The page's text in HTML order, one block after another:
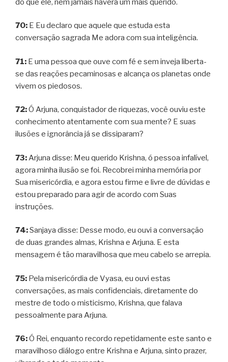
70: E Eu declaro que aquele que estuda esta
conversação sagrada Me adora com sua inteligência.
71: E uma pessoa que ouve com fé e sem inveja liberta-
se das reações pecaminosas e alcança os planetas onde
vivem os piedosos.
72:Ó Arjuna, conquistador de riquezas, você ouviu este
conhecimento atentamente com sua mente? E suas
ilusões e ignorância já se dissiparam?
73: Arjuna disse: Meu querido Krishna, ó pessoa infalível,
agora minha ilusão se foi. Recobrei minha memória por
Sua misericórdia, e agora estou firme e livre de dúvidas e
estou preparado para agir de acordo com Suas
instruções.
74:Sanjaya disse: Desse modo, eu ouvi a conversação
de duas grandes almas, Krishna e Arjuna. E esta
mensagem é tão maravilhosa que meu cabelo se arrepia.
75: Pela misericórdia de Vyasa, eu ouvi estas
conversações, as mais confidenciais, diretamente do
mestre de todo o misticismo, Krishna, que falava
pessoalmente para Arjuna.
76:Ó Rei, enquanto recordo repetidamente este santo e
maravilhoso diálogo entre Krishna e Arjuna, sinto prazer,